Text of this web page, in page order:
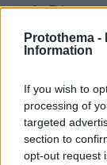
Protothema -
Information
If you wish to
processing of
targeted
section to
opt-out request
καθοδήγηση
να
κάμπινγκ,
εστιατόρια,
πηγαίνουν
χώρους